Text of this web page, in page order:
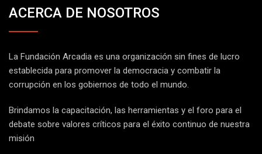
ACERCA DE NOSOTROS
La Fundación Arcadia es una organización sin fines de lucro
establecida para promover la democracia y combatir la
corrupción en los gobiernos de todo el mundo.
Brindamos la capacitación, las herramientas y el foro para el
debate sobre valores críticos para el éxito continuo de nuestra
misión